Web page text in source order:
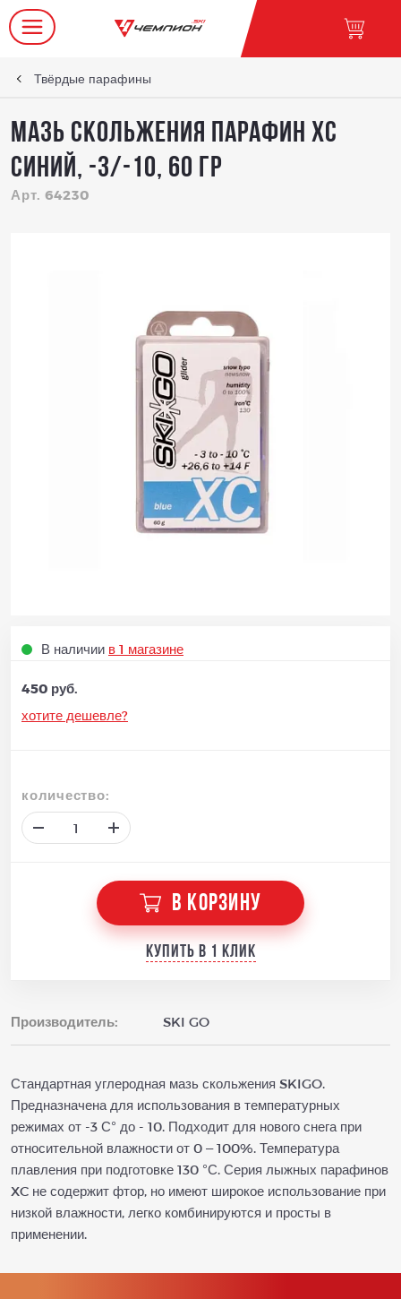
Твёрдые парафины
Мазь скольжения парафин XC
синий, -3/-10, 60 гр
Арт. 64230
В наличии в 1 магазине
450 руб.
хотите дешевле?
количество:
В КОРЗИНУ
Купить в 1 клик
Производитель: SKI GO
Стандартная углеродная мазь скольжения SKIGO.
Предназначена для использования в температурных
режимах от -3 С° до - 10. Подходит для нового снега при
относительной влажности от 0 – 100%. Температура
плавления при подготовке 130 °С. Серия лыжных парафинов
XC не содержит фтор, но имеют широкое использование при
низкой влажности, легко комбинируются и просты в
применении.